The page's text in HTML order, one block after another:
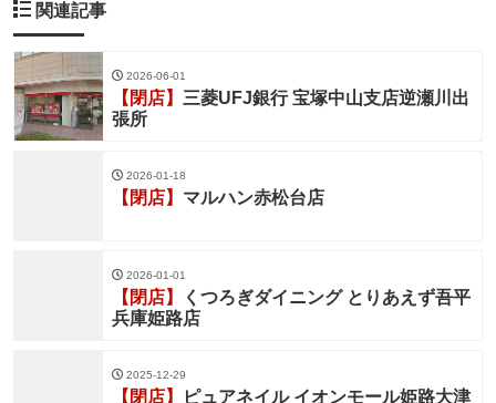
関連記事
2026-06-01
【閉店】 三菱UFJ銀行 宝塚中山支店逆瀬川出
張所
2026-01-18
【閉店】 マルハン赤松台店
2026-01-01
【閉店】
くつろぎダイニング とりあえず吾平
兵庫姫路店
2025-12-29
【閉店】
ピュアネイル イオンモール姫路大津